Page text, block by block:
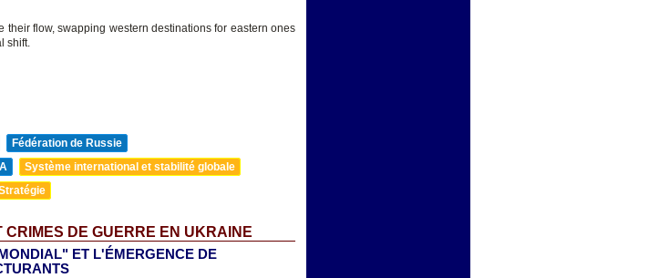
their flow, swapping western destinations for eastern ones
shift.
Fédération de Russie
Système international et stabilité globale
DE GUERRE EN UKRAINE
ET L'ÉMERGENCE DE